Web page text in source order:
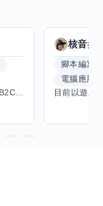
核音擅
腳本編寫
電腦應用